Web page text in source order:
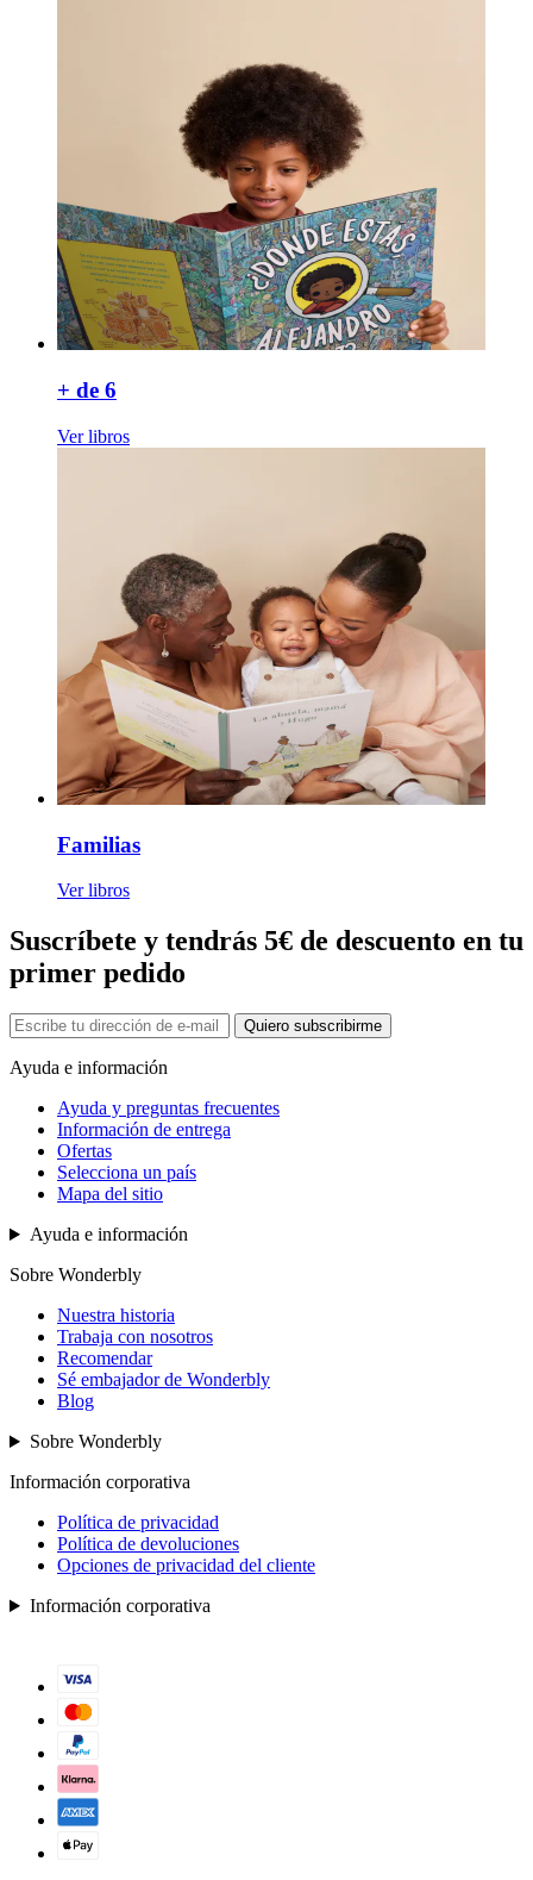
+ de 6
Ver libros
Familias
Ver libros
Suscríbete y tendrás 5€ de descuento en tu
primer pedido
Quiero subscribirme
Ayuda e información
Ayuda y preguntas frecuentes
Información de entrega
Ofertas
Selecciona un país
Mapa del sitio
Ayuda e información
Sobre Wonderbly
Nuestra historia
Trabaja con nosotros
Recomendar
Sé embajador de Wonderbly
Blog
Sobre Wonderbly
Información corporativa
Política de privacidad
Política de devoluciones
Opciones de privacidad del cliente
Información corporativa